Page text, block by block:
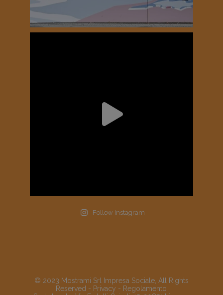
Follow Instagram
© 2023 Mostrami Srl Impresa Sociale, All Rights
Reserved - Privacy - Regolamento